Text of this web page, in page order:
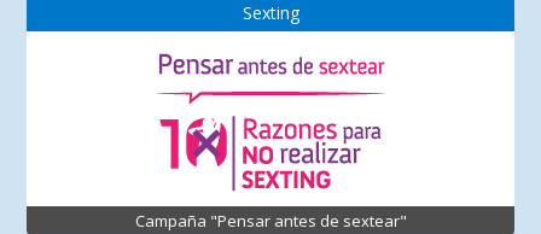
Sexting
Campaña "Pensar antes de sextear"